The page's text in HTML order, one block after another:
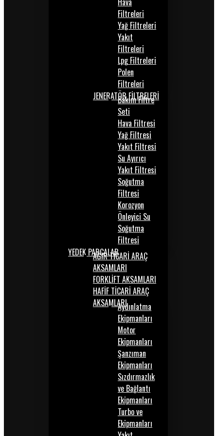
Filtreleri
Yağ Filtreleri
Yakıt
Filtreleri
Lpg Filtreleri
Polen
Filtreleri
JENERATÖR FİLTRELERİ
Bakım Filtre
Seti
Hava Filtresi
Yağ Filtresi
Yakıt Filtresi
Su Ayırıcı
Yakıt Filtresi
Soğutma
Filtresi
Korozyon
Önleyici Su
Soğutma
Filtresi
YEDEK PARÇALARAĞIR TİCARİ ARAÇ
AKSAMLARI
FORKLİFT AKSAMLARI
HAFİF TİCARİ ARAÇ
AKSAMLARIAydınlatma
Ekipmanları
Motor
Ekipmanları
Şanzıman
Ekipmanları
Sızdırmazlık
ve Bağlantı
Ekipmanları
Turbo ve
Ekipmanları